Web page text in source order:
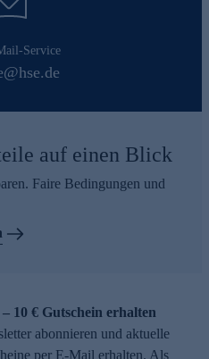
Service
auf einen Blick
Faire Bedingungen und
10 € Gutschein erhalten
abonnieren und aktuelle
per E-Mail erhalten. Als